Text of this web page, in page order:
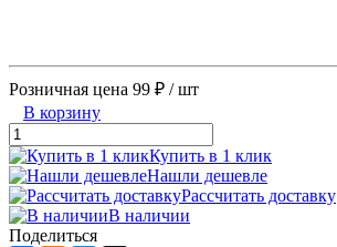
Розничная цена 99 ₽ / шт
В корзину
Купить в 1 клик
Нашли дешевле
Рассчитать доставку
В наличии
Поделиться